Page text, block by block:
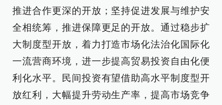
推进合作更深的开放；坚持促进发展与维护安
全相统筹，推进保障更足的开放。通过稳步扩
大制度型开放，着力打造市场化法治化国际化
一流营商环境，进一步提高贸易投资自由化便
利化水平。民间投资有望借助高水平制度型开
放红利，大幅提升劳动生产率，提高市场竞争